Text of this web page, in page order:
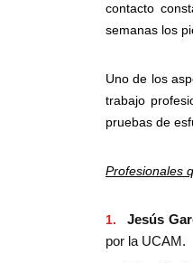
contacto
semanas los
Uno de los
trabajo
pruebas de
Profesionales
Jesús
por la UCAM.